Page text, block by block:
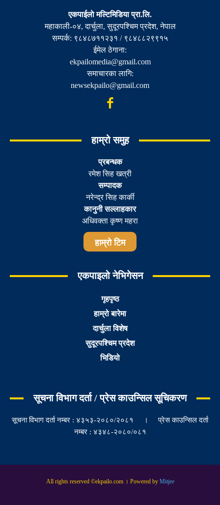
एकपाईलाे मल्टिमिडिया प्रा.लि.
महाकाली-०४, दार्चुला, सुदूरपश्चिम प्रदेश, नेपाल
सम्पर्क: ९८४८७११२३१ / ९८४८८२९९१५
ईमेल ठेगाना:
ekpailomedia@gmail.com
समाचारका लागि:
newsekpailo@gmail.com
हाम्रो समुह
प्रबन्धक
रमेश सिह खत्री
सम्पादक
नरेन्द्र सिह कार्की
कानुनी सल्लाहकार
अधिवक्ता कृष्ण महरा
हाम्रो टिम
एकपाइलो नेभिगेसन
गृहपृष्ठ
हाम्रो बारेमा
दार्चुला विशेष
सुदूरपश्चिम प्रदेश
भिडियो
सूचना विभाग दर्ता / प्रेस काउन्सिल सूचिकरण
सूचना विभाग दर्ता नम्बर : ४३५३-२०८०/२०८१ । प्रेस काउन्सिल दर्ता
नम्बर : ४३४८-२०८०/०८१
All rights reserved ©ekpailo.com । Powered by Mitjee